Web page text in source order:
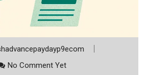
No Comment Yet